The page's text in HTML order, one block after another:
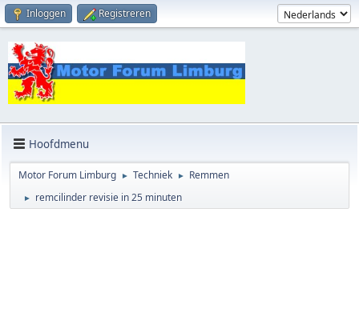
Inloggen Registreren
Hoofdmenu
Motor Forum Limburg ► Techniek ► Remmen
► remcilinder revisie in 25 minuten